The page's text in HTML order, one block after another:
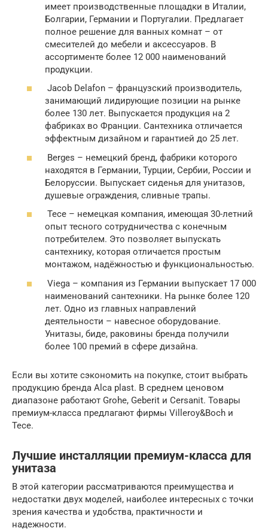
имеет производственные площадки в Италии,
Болгарии, Германии и Португалии. Предлагает
полное решение для ванных комнат – от
смесителей до мебели и аксессуаров. В
ассортименте более 12 000 наименований
продукции.
Jacob Delafon – французский производитель,
занимающий лидирующие позиции на рынке
более 130 лет. Выпускается продукция на 2
фабриках во Франции. Сантехника отличается
эффектным дизайном и гарантией до 25 лет.
Berges – немецкий бренд, фабрики которого
находятся в Германии, Турции, Сербии, России и
Белоруссии. Выпускает сиденья для унитазов,
душевые ограждения, сливные трапы.
Tece – немецкая компания, имеющая 30-летний
опыт тесного сотрудничества с конечным
потребителем. Это позволяет выпускать
сантехнику, которая отличается простым
монтажом, надёжностью и функциональностью.
Viega – компания из Германии выпускает 17 000
наименований сантехники. На рынке более 120
лет. Одно из главных направлений
деятельности – навесное оборудование.
Унитазы, биде, раковины бренда получили
более 100 премий в сфере дизайна.
Если вы хотите сэкономить на покупке, стоит выбрать
продукцию бренда Alca plast. В среднем ценовом
диапазоне работают Grohe, Geberit и Cersanit. Товары
премиум-класса предлагают фирмы Villeroy&Boch и
Tece.
Лучшие инсталляции премиум-класса для
унитаза
В этой категории рассматриваются преимущества и
недостатки двух моделей, наиболее интересных с точки
зрения качества и удобства, практичности и
надежности.